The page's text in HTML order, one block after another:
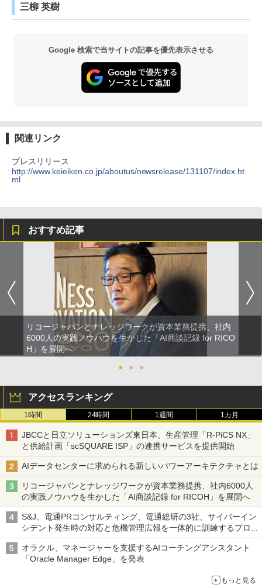
三柳 英樹
Google 検索で当サイトの記事を優先表示させる
関連リンク
プレスリリース
http://www.keieiken.co.jp/aboutus/newsrelease/131107/index.ht
ml
おすすめ記事
リコージャパンとナレッジワークが資本業務提携、社内
6000人の実践ノウハウを生かした「AI商談記録 for RICO
H」を展開へ
●
● ●
アクセスランキング
1時間 24時間 1週間 1カ月
JBCCと日立ソリューションズ東日本、生産管理「R-PiCS NX」
と供給計画「scSQUARE ISP」の連携サービスを提供開始
AIデータセンターに求められる新しいパワーアーキテクチャとは
リコージャパンとナレッジワークが資本業務提携、社内6000人
の実践ノウハウを生かした「AI商談記録 for RICOH」を展開へ
S&J、電通PRコンサルティング、電通総研の3社、サイバーイン
シデント発生時の対応と危機管理広報を一体的に訓練するプログ
ラムを提供
オラクル、マネージャーを支援するAIコーチングアシスタント
「Oracle Manager Edge」を発表
もっと見る